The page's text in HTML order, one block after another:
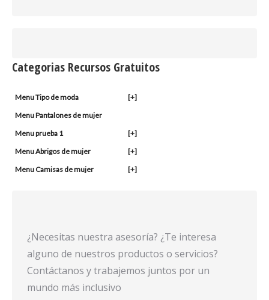
Categorias Recursos Gratuitos
Menu Tipo de moda
[+]
Menu Pantalones de mujer
Menu prueba 1
[+]
Menu Abrigos de mujer
[+]
Menu Camisas de mujer
[+]
¿Necesitas nuestra asesoría? ¿Te interesa
alguno de nuestros productos o servicios?
Contáctanos y trabajemos juntos por un
mundo más inclusivo